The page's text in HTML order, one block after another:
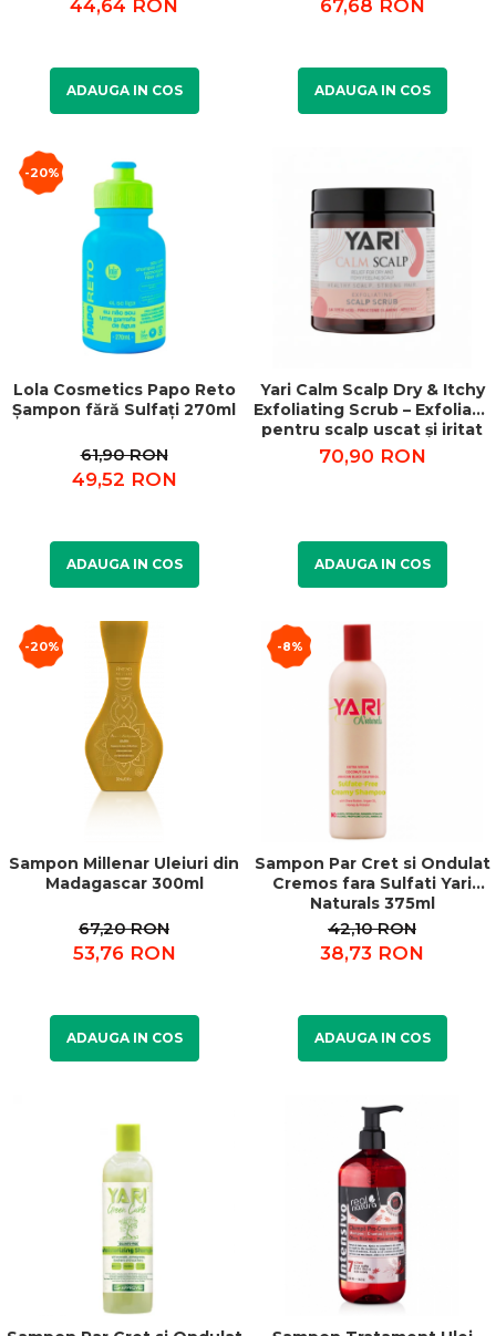
44,64 RON
ADAUGA IN COS
67,68 RON
ADAUGA IN COS
-20%
Lola Cosmetics Papo Reto
Șampon fără Sulfați 270ml
61,90 RON
49,52 RON
ADAUGA IN COS
Yari Calm Scalp Dry & Itchy
Exfoliating Scrub – Exfoliant
pentru scalp uscat și iritat
240 ml
70,90 RON
ADAUGA IN COS
-20%
Sampon Millenar Uleiuri din
Madagascar 300ml
67,20 RON
53,76 RON
ADAUGA IN COS
-8%
Sampon Par Cret si Ondulat
Cremos fara Sulfati Yari
Naturals 375ml
42,10 RON
38,73 RON
ADAUGA IN COS